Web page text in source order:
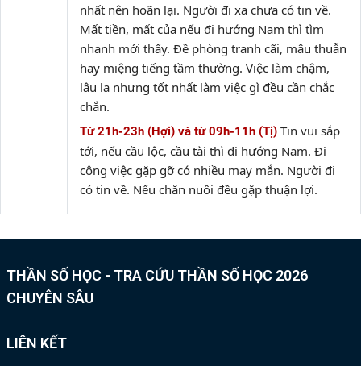
nhất nên hoãn lại. Người đi xa chưa có tin về.
Mất tiền, mất của nếu đi hướng Nam thì tìm
nhanh mới thấy. Đề phòng tranh cãi, mâu thuẫn
hay miệng tiếng tầm thường. Việc làm chậm,
lâu la nhưng tốt nhất làm việc gì đều cần chắc
chắn.
Từ 21h-23h (Hợi) và từ 09h-11h (Tị) Tin vui sắp
tới, nếu cầu lộc, cầu tài thì đi hướng Nam. Đi
công việc gặp gỡ có nhiều may mắn. Người đi
có tin về. Nếu chăn nuôi đều gặp thuận lợi.
THẦN SỐ HỌC - TRA CỨU THẦN SỐ HỌC 2026
CHUYÊN SÂU
LIÊN KẾT